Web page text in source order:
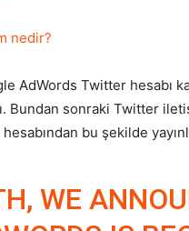
nedir?
AdWords Twitter hesabı
Bundan sonraki Twitter
bu şekilde
WE